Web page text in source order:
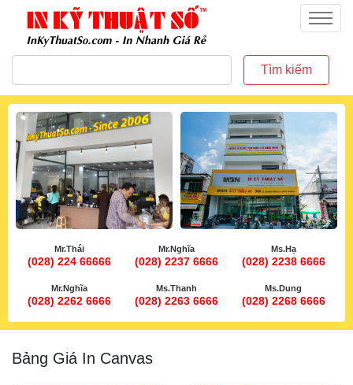
inkythuatso.com
Menu
Tìm kiếm
Mr.Thái
(028) 224 66666
Mr.Nghĩa
(028) 2237 6666
Ms.Hạ
(028) 2238 6666
Mr.Nghĩa
(028) 2262 6666
Ms.Thanh
(028) 2263 6666
Ms.Dung
(028) 2268 6666
Bảng Giá In Canvas